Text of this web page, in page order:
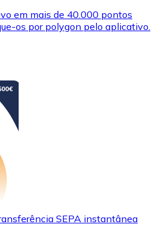
em mais de 40.000 pontos
os por polygon pelo aplicativo.
SEPA instantânea